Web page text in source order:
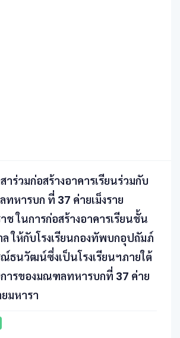
าร่วมก่อสร้างอาคารเรียนร่วมกับ
หารบก ที่ 37 ค่ายเม็งราย
ช ในการก่อสร้างอาคารเรียนชั้น
ให้กับโรงเรียนกองทัพบกอุปถัมภ์
ธนวัฒน์ซึ่งเป็นโรงเรียนฯภายใต้
ารของมณฑลทหารบกที่ 37 ค่าย
ยมหารา